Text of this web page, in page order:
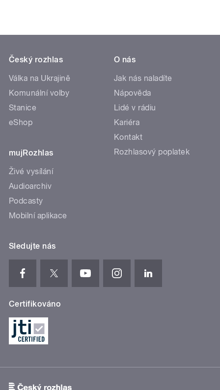
Český rozhlas
Válka na Ukrajině
Komunální volby
Stanice
eShop
mujRozhlas
Živé vysílání
Audioarchiv
Podcasty
Mobilní aplikace
O nás
Jak nás naladíte
Nápověda
Lidé v rádiu
Kariéra
Kontakt
Rozhlasový poplatek
Sledujte nás
Certifikováno